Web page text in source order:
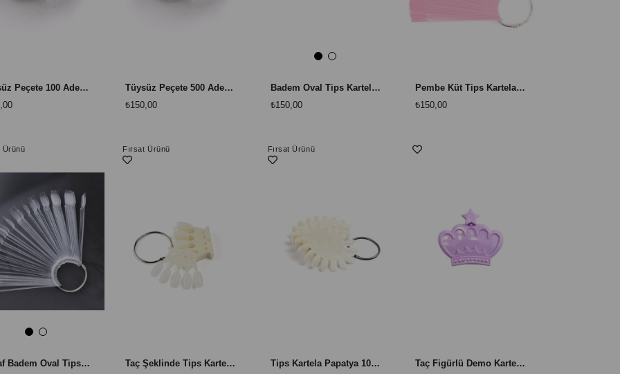
Tüysüz Peçete 100 Adet - Manikür ve Protez Tırnak İçin Temizlik Mendili
Tüysüz Peçete 500 Adet Büyük Paket - Profesyonel Manikür ve Protez Tırnak Temizlik Mendili
₺150,00
Badem Oval Tips Kartela 50 Adet - Tırnak Renk ve Tasarım Gösterim Seti
₺150,00
Pembe Küt Tips Kartela 50 Adet - Tırnak Renk ve Tasarım Gösterim Seti
₺150,00
Şeffaf Badem Oval Tips Kartela 50 Adet - Jel ve Nail Art Gösterim Seti
Ürünü
Taç Şeklinde Tips Kartela 10 Adet Paket - 50 Renk İçin Tırnak Gösterim Seti
Fırsat Ürünü
Tips Kartela Papatya 10 Adet Takımı - Renk ve Nail Art Gösterim Seti
Fırsat Ürünü
Taç Figürlü Demo Kartela – Hazır Boyalı Nail Art Tips Sergileme Kartı